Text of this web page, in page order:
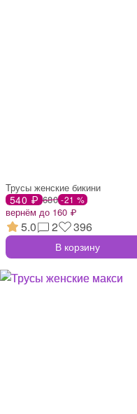
Трусы женские бикини
540 ₽ 680 -21 %
вернём до 160 ₽
5.0 2 396
В корзину